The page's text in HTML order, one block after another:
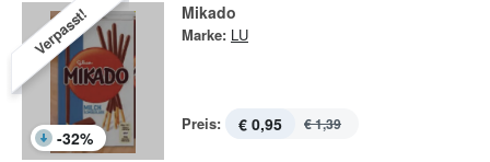
Verpasst!
-32%
Mikado
Marke: LU
Preis: € 0,95 € 1,39